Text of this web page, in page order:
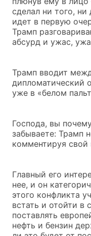
сделал ни того, ни
идет в первую
Трамп
абсурд и ужас,
Трамп вводит
дипломатический
уже в «белом
Господа, вы
забываете: Трамп
комментируя
Главный его
нее, и он
этого конфликта
встать и отойти в
поставлять
нефть и бензин